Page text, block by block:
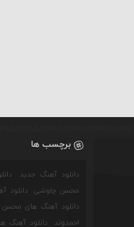
برچسب ها
دانلود آهنگ جدید
محسن چاوشی
دانلود
دانلود آهنگ های
احمدوند
دانلود آهنگ